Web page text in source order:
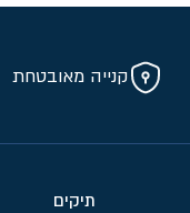
קנייה מאובטחת
תיקים